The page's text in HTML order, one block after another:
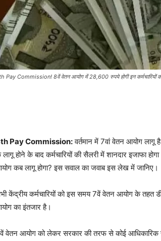
Pay Commission! 8वें वेतन आयोग में 28,600 रुपये होगी इन कर्मचारियों की
Pay Commission:वर्तमान में 7वां वेतन आयोग
होने के बाद कर्मचारियों की सैलरी में शानदार इजाफा
कब लागू होगा? इस सवाल का जवाब इस लेख में जानिए।
केंद्रीय कर्मचारियों को इस समय 7वें वेतन आयोग के तहत
का इंतजार है।
वेतन आयोग को लेकर सरकार की तरफ से कोई आधिकारिक